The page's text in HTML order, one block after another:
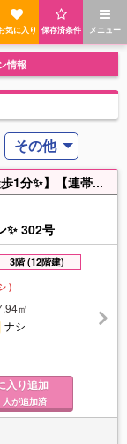
メニュー
保存済条件
気に入り
情報
その他
【分譲マンション✨】【モノレール 壺川 駅 徒歩1分✨】【連帯保証人不要・郵送契約可✨】☆グーグル口コミ評価５つ星店☆ 良いお部屋をわかりやすく掲載することを心がけております。初めてお部屋探しをするお客様でも安心してお選びいただけます。気になるお部屋がございましたらお気軽にご相談下さい☆😊🐇🚗🌈✨
✨ 302号
3階 (12階建)
)
㎡
ナシ
入り追加
人が追加済